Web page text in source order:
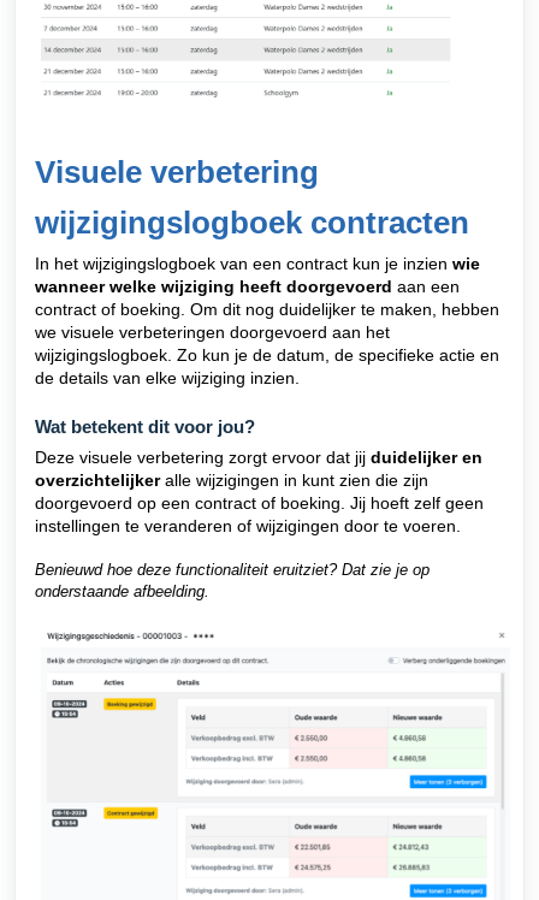
Visuele verbetering
wijzigingslogboek contracten
In het wijzigingslogboek van een contract kun je inzien wie
wanneer welke wijziging heeft doorgevoerd aan een
contract of boeking. Om dit nog duidelijker te maken, hebben
we visuele verbeteringen doorgevoerd aan het
wijzigingslogboek. Zo kun je de datum, de specifieke actie en
de details van elke wijziging inzien.
Wat betekent dit voor jou?
Deze visuele verbetering zorgt ervoor dat jij duidelijker en
overzichtelijkeralle wijzigingen in kunt zien die zijn
doorgevoerd op een contract of boeking. Jij hoeft zelf geen
instellingen te veranderen of wijzigingen door te voeren.
Benieuwd hoe deze functionaliteit eruitziet? Dat zie je op
onderstaande afbeelding.